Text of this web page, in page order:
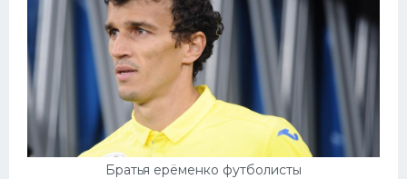
Братья ерёменко футболисты